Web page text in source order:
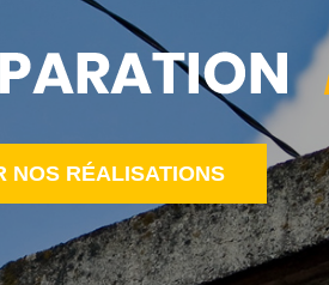
NOS RÉALISATIONS